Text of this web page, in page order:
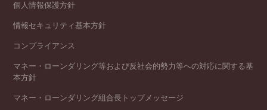
個人情報保護方針
情報セキュリティ基本方針
コンプライアンス
マネー・ローンダリング等および反社会的勢力等への対応に関する基
本方針
マネー・ローンダリング組合長トップメッセージ